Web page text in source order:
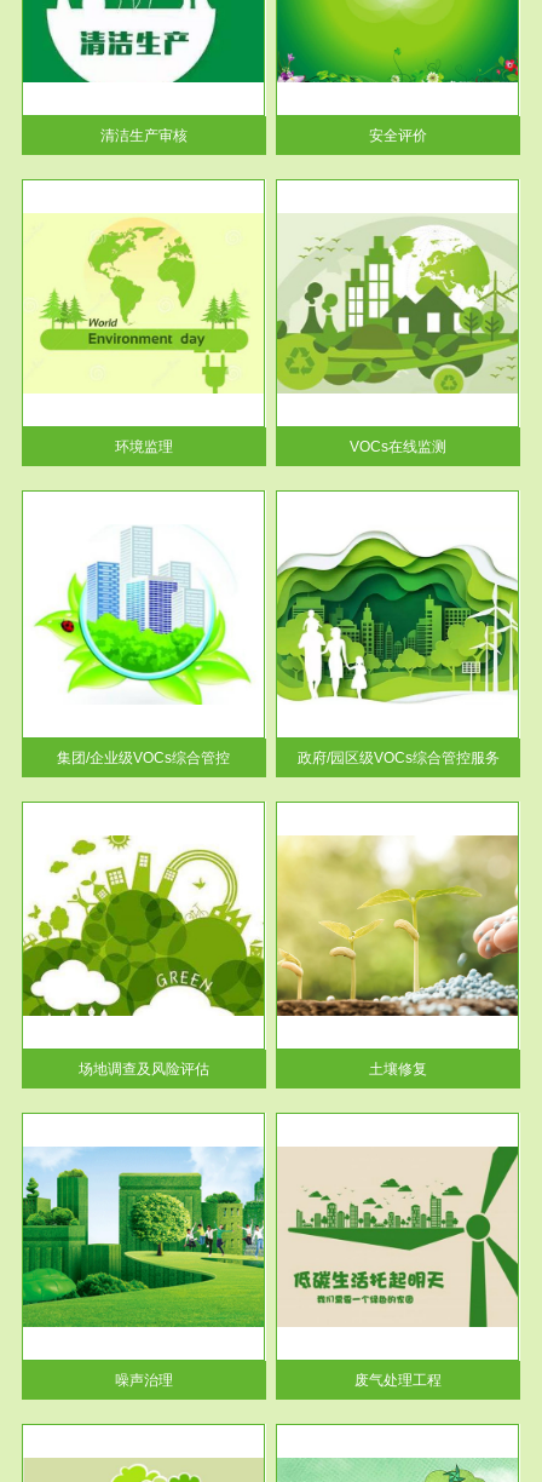
清洁生产审核
安全评价
安全评价安全评价目的是查找、
分析和预测工程、系统、生产经
营活...
安全评价
环境监理
服务范围
VOCs在线监测
根据《重点区域大气污染防
治“十二五”规划》有机废气净化
率达...
VOCs在线监测
集团/企业级VOCs综合管控
服务范围
政府/园区级VOCs综合管控服务
根据《石化行业挥发性有机物综
合整治方案》文件要求，到2017
年，全...
政府/园区级VOCs综合管控服务
场地调查及风险评估
服务范围
土壤修复
土壤修复
噪声治理
服务范围
废气处理工程
废气处理工程